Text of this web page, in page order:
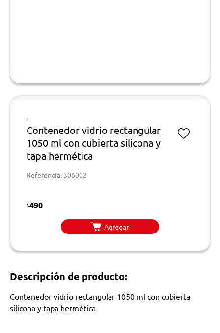
-
Contenedor vidrio rectangular
1050 ml con cubierta silicona y
tapa hermética
Referencia: 306002
$490
Agregar
Descripción de producto:
Contenedor vidrio rectangular 1050 ml con cubierta
silicona y tapa hermética